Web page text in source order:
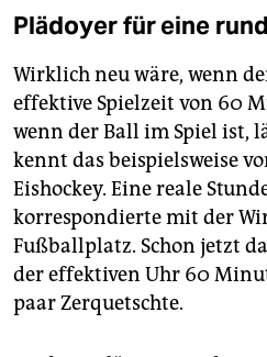
Plädoyer für eine
Wirklich neu wäre, wenn
effektive Spielzeit von 60
wenn der Ball im Spiel ist,
kennt das beispielsweise
Eishockey. Eine reale
korrespondierte mit der
Fußballplatz. Schon jetzt
der effektiven Uhr 60
paar Zerquetschte.